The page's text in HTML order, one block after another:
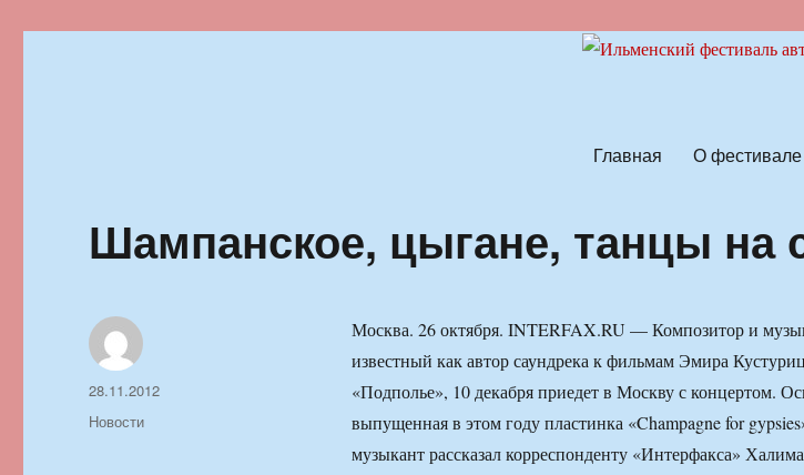
Главная О фестивале
Шампанское, цыгане, танцы на
Москва. 26 октября. INTERFAX.RU — Композитор и
известный как автор саундрека к фильмам Эмира
«Подполье», 10 декабря приедет в Москву с концертом.
выпущенная в этом году пластинка «Champagne for
музыкант рассказал корреспонденту «Интерфакса»
Автор
Опубликовано
28.11.2012
Рубрики
Новости